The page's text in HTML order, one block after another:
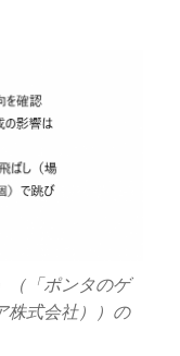
（「ポンタのゲ
株式会社））の